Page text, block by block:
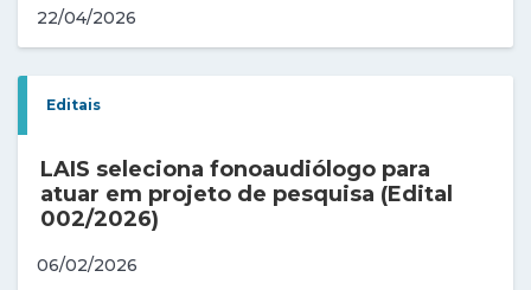
22/04/2026
Editais
LAIS seleciona fonoaudiólogo para
atuar em projeto de pesquisa (Edital
002/2026)
06/02/2026